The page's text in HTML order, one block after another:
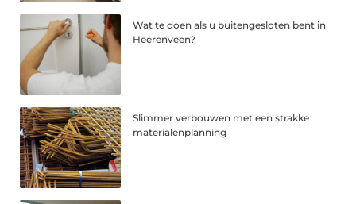
Wat te doen als u buitengesloten bent in
Heerenveen?
Slimmer verbouwen met een strakke
materialenplanning